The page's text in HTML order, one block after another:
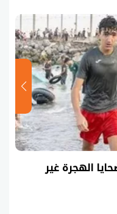
ضحايا الهجرة غير